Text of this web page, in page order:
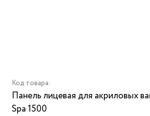
Код товара:
Панель лицевая для акриловых
Spa 1500